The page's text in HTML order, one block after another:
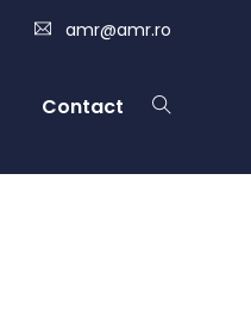
amr@amr.ro
Contact